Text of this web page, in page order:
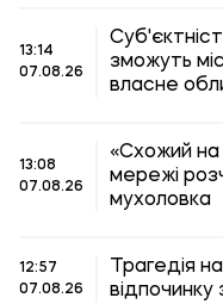
13:14
07.08.26
зможуть
власне
13:08
07.08.26
«Схожий на
мережі
мухоловка
12:57
07.08.26
Трагедія
відпочинку